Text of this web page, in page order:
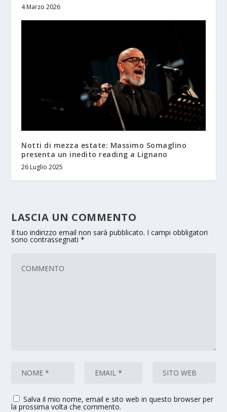
4 Marzo 2026
Notti di mezza estate: Massimo Somaglino
presenta un inedito reading a Lignano
26 Luglio 2025
LASCIA UN COMMENTO
Il tuo indirizzo email non sarà pubblicato. I campi obbligatori
sono contrassegnati*
Salva il mio nome, email e sito web in questo browser per
la prossima volta che commento.